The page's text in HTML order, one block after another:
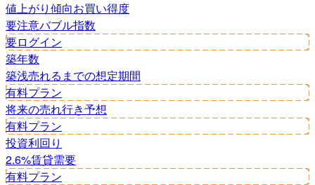
値上がり傾向お買い得度
要注意バブル指数
要ログイン
築年数
築浅売れるまでの想定期間
有料プラン
将来の売れ行き予想
有料プラン
投資利回り
2.6%賃貸需要
有料プラン